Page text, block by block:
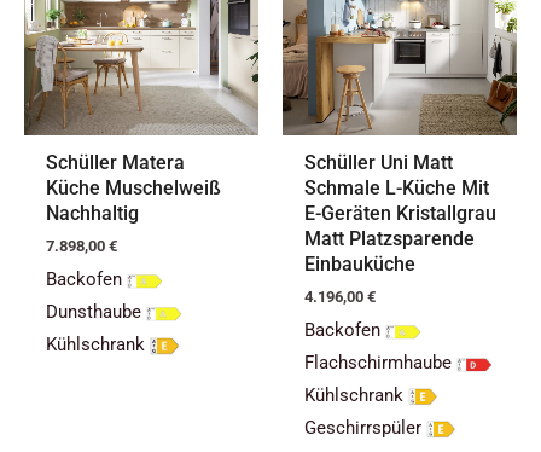
Schüller Matera
Küche Muschelweiß
Nachhaltig
7.898,00 €
Backofen
Dunsthaube
Kühlschrank
Schüller Uni Matt
Schmale L-Küche Mit
E-Geräten Kristallgrau
Matt Platzsparende
Einbauküche
4.196,00 €
Backofen
Flachschirmhaube
Kühlschrank
Geschirrspüler